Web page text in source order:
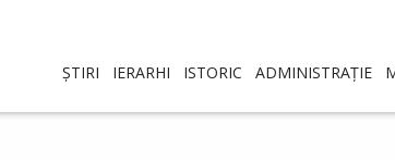
ȘTIRI IERARHI ISTORIC ADMINISTRAȚIE